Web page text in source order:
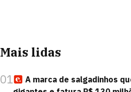
Mais lidas
01
A marca de salgadinhos